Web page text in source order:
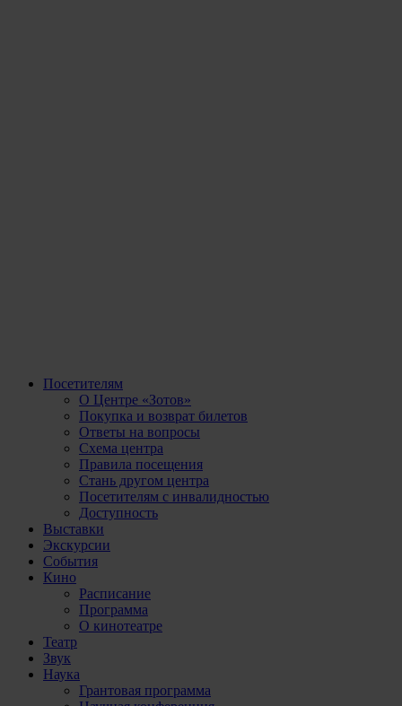
Посетителям
О Центре «Зотов»
Покупка и возврат билетов
Ответы на вопросы
Схема центра
Правила посещения
Стань другом центра
Посетителям с инвалидностью
Доступность
Выставки
Экскурсии
События
Кино
Расписание
Программа
О кинотеатре
Театр
Звук
Наука
Грантовая программа